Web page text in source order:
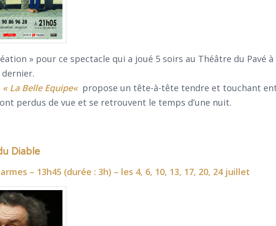
» pour ce spectacle qui a joué 5 soirs au Théâtre du Pavé
« La Belle Equipe« propose un tête-à-tête tendre et touchant
perdus de vue et se retrouvent le temps d’une nuit.
Diable
– 13h45 (durée : 3h) – les 4, 6, 10, 13, 17, 20, 24 juillet